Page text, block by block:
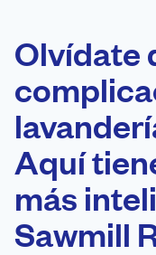
0 min
Recojo y
casa
Olvídate
Aquí
más
Sawmill